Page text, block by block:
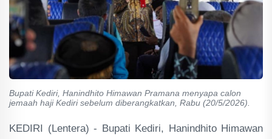
Bupati Kediri, Hanindhito Himawan Pramana menyapa calon
jemaah haji Kediri sebelum diberangkatkan, Rabu (20/5/2026).
KEDIRI (Lentera) - Bupati Kediri, Hanindhito Himawan